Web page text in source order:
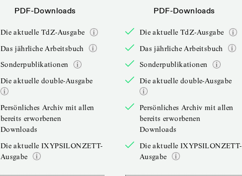
PDF-Downloads
Die aktuelle TdZ-Ausgabe
Das jährliche Arbeitsbuch
Sonderpublikationen
Die aktuelle double-Ausgabe
Persönliches Archiv mit allen
bereits erworbenen
Downloads
Die aktuelle IXYPSILONZETT-
Ausgabe
PDF-Downloads
Die aktuelle TdZ-Ausgabe
Das jährliche Arbeitsbuch
Sonderpublikationen
Die aktuelle double-Ausgabe
Persönliches Archiv mit allen
bereits erworbenen
Downloads
Die aktuelle IXYPSILONZETT-
Ausgabe